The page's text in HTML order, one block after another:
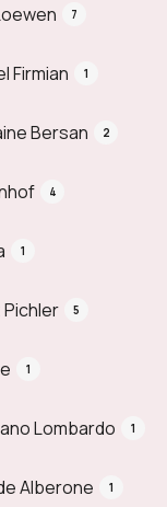
7
Firmian 1
Bersan 2
4
1
Pichler 5
1
Lombardo 1
Alberone 1